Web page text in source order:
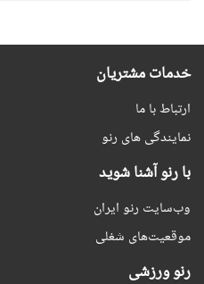
خدمات مشتریان
ارتباط با ما
نمایندگی های رنو
با رنو آشنا شوید
وب‌سایت رنو ایران
موقعیت‌های شغلی
رنو ورزشی